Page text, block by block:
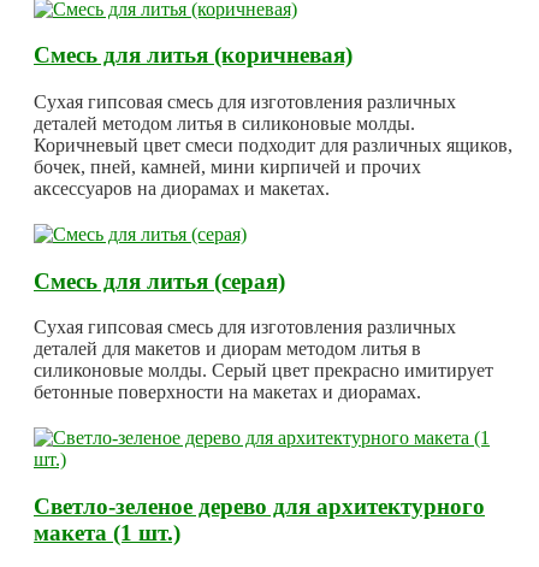
Смесь для литья (коричневая)
Сухая гипсовая смесь для изготовления различных
деталей методом литья в силиконовые молды.
Коричневый цвет смеси подходит для различных ящиков,
бочек, пней, камней, мини кирпичей и прочих
аксессуаров на диорамах и макетах.
Смесь для литья (серая)
Сухая гипсовая смесь для изготовления различных
деталей для макетов и диорам методом литья в
силиконовые молды. Серый цвет прекрасно имитирует
бетонные поверхности на макетах и диорамах.
Светло-зеленое дерево для архитектурного
макета (1 шт.)